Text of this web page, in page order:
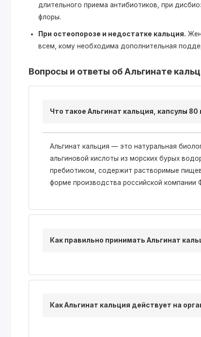
длительного приема антибиотиков, при
флоры.
При остеопорозе и недостатке кальция.
всем, кому необходима дополнительная
Вопросы и ответы об Альгинате
Что такое Альгинат кальция, капсулы 80
Альгинат кальция — это натуральная
альгиновой кислоты из морских бурых
пребиотиком, содержит растворимые
форме производства российской компании
Как правильно принимать Альгинат
Как Альгинат кальция действует на